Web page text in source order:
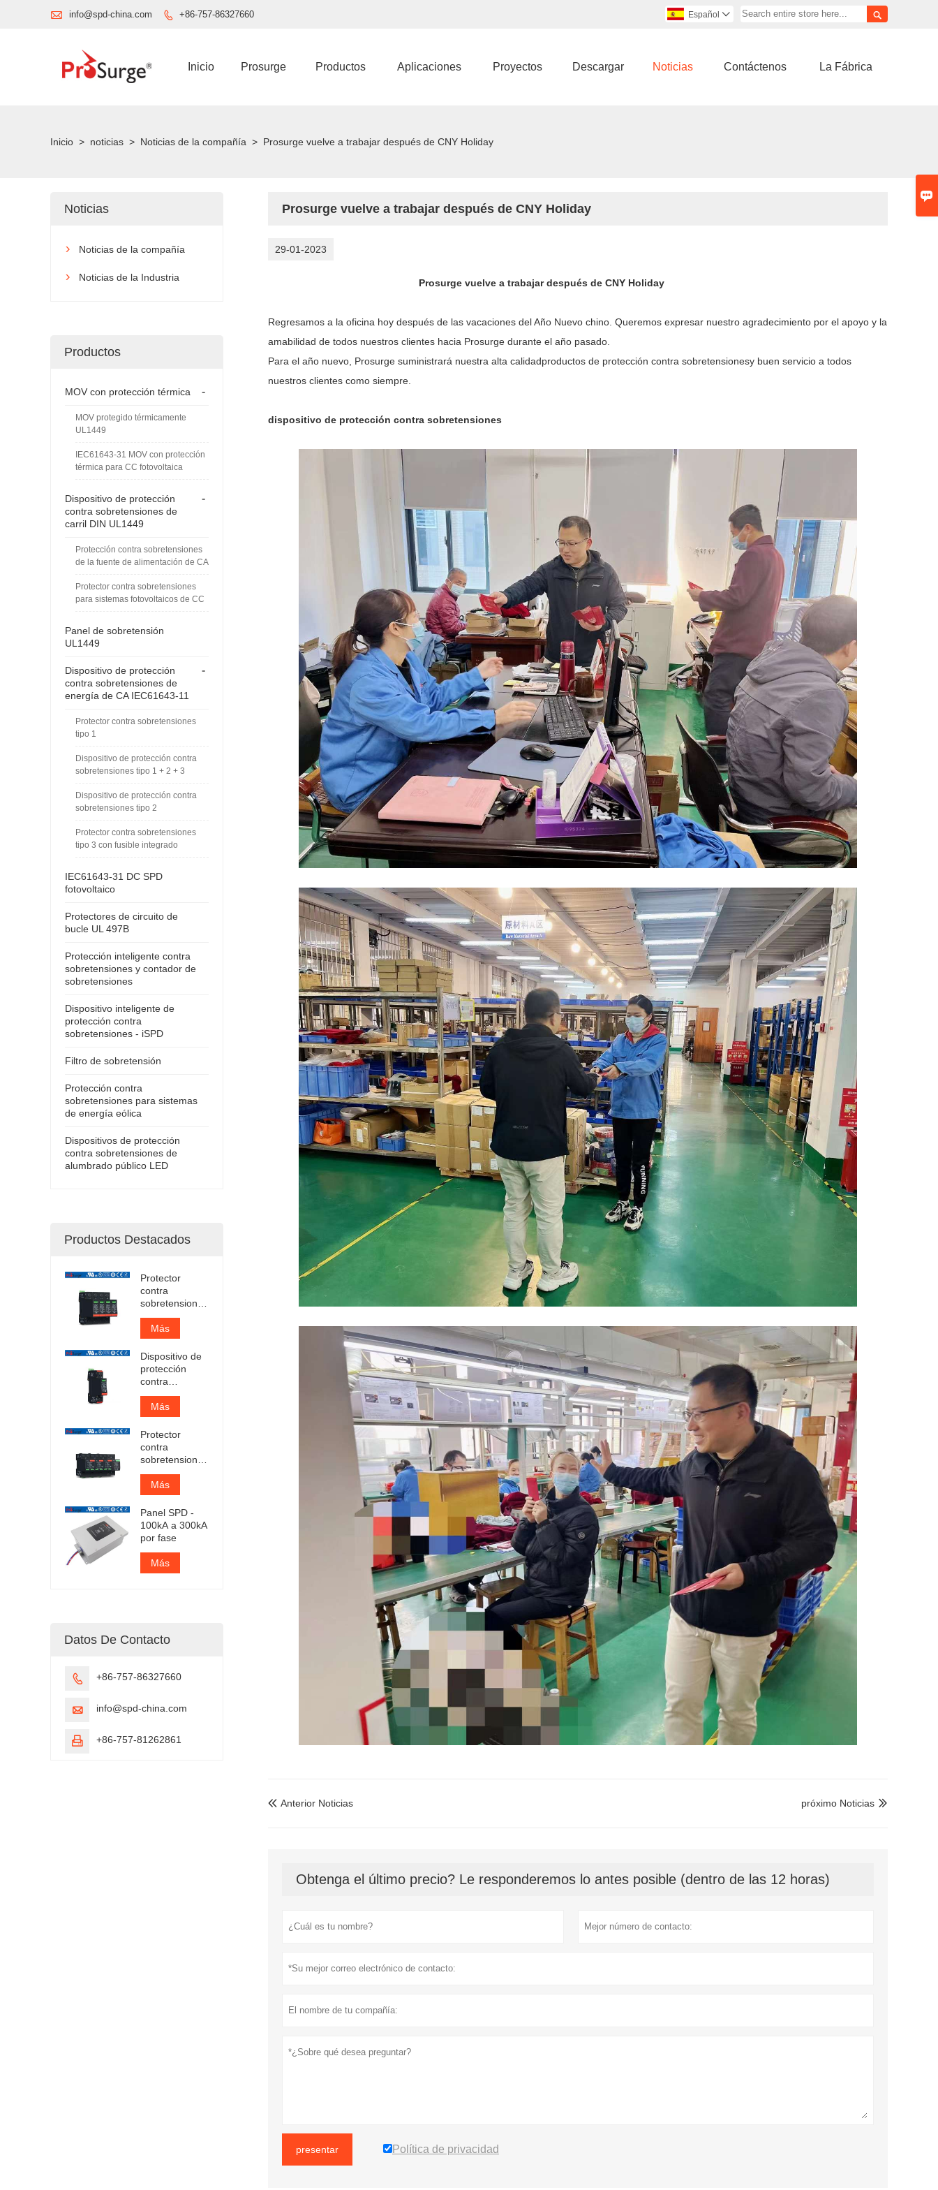

 info@spd-china.com  +86-757-86327660 
Español 
Inicio Prosurge Productos Aplicaciones Proyectos Descargar Noticias Contáctenos La Fábrica
Inicio > noticias > Noticias de la compañía > Prosurge vuelve a trabajar después de CNY Holiday
Prosurge vuelve a trabajar después de CNY Holiday
29-01-2023
Prosurge vuelve a trabajar después de CNY Holiday
Regresamos a la oficina hoy después de las vacaciones del Año Nuevo chino. Queremos expresar nuestro agradecimiento por el apoyo y la
amabilidad de todos nuestros clientes hacia Prosurge durante el año pasado.
Para el año nuevo, Prosurge suministrará nuestra alta calidadproductos de protección contra sobretensionesy buen servicio a todos
nuestros clientes como siempre.
dispositivo de protección contra sobretensiones
 Anterior Noticias 
próximo Noticias
Obtenga el último precio? Le responderemos lo antes posible (dentro de las 12 horas)
presentar Política de privacidad
Noticias
 Noticias de la compañía
 Noticias de la Industria
Productos
-
MOV con protección térmica
MOV protegido térmicamente
UL1449
IEC61643-31 MOV con protección
térmica para CC fotovoltaica
-
Dispositivo de protección
contra sobretensiones de
carril DIN UL1449
Protección contra sobretensiones
de la fuente de alimentación de CA
Protector contra sobretensiones
para sistemas fotovoltaicos de CC
Panel de sobretensión
UL1449
-
Dispositivo de protección
contra sobretensiones de
energía de CA IEC61643-11
Protector contra sobretensiones
tipo 1
Dispositivo de protección contra
sobretensiones tipo 1 + 2 + 3
Dispositivo de protección contra
sobretensiones tipo 2
Protector contra sobretensiones
tipo 3 con fusible integrado
IEC61643-31 DC SPD
fotovoltaico
Protectores de circuito de
bucle UL 497B
Protección inteligente contra
sobretensiones y contador de
sobretensiones
Dispositivo inteligente de
protección contra
sobretensiones - iSPD
Filtro de sobretensión
Protección contra
sobretensiones para sistemas
de energía eólica
Dispositivos de protección
contra sobretensiones de
alumbrado público LED
Productos Destacados
Protector
contra
sobretensiones
enchufable
Iimp 12.5kA
certificado por
TUV
Más
Dispositivo de
protección
contra
sobretensiones
CA tipo 1+2
certificado por
TUV
Más
Protector
contra
sobretensiones
enchufable
Iimp 25kA
certificado por
TUV
Más
Panel SPD -
100kA a 300kA
por fase
Más
Datos De Contacto
 +86-757-86327660
 info@spd-china.com
 +86-757-81262861